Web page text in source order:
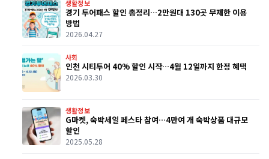
생활정보
경기 투어패스 할인 총정리…2만원대 130곳 무제한 이용
방법
2026.04.27
사회
인천 시티투어 40% 할인 시작…4월 12일까지 한정 혜택
2026.03.30
생활정보
G마켓, 숙박세일 페스타 참여…4만여 개 숙박상품 대규모
할인
2025.05.28